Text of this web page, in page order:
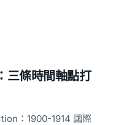
三條時間軸點打
：1900-1914 國際